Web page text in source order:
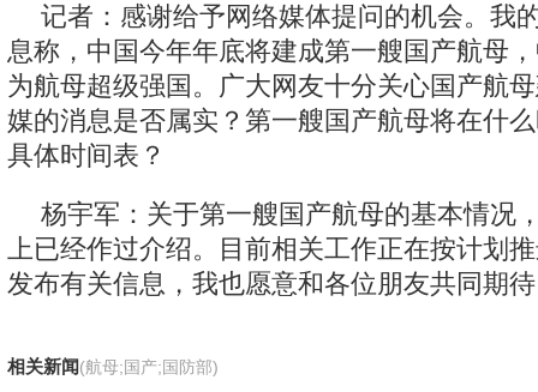
记者：感谢给予网络媒体提问的机会。我
息称，中国今年年底将建成第一艘国产航母
为航母超级强国。广大网友十分关心国产航
媒的消息是否属实？第一艘国产航母将在什
具体时间表？
杨宇军：关于第一艘国产航母的基本情况
上已经作过介绍。目前相关工作正在按计划
发布有关信息，我也愿意和各位朋友共同期
相关新闻(航母;国产;国防部)